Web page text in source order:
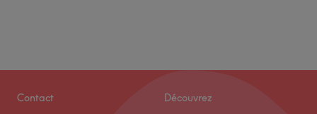
Contact Découvrez